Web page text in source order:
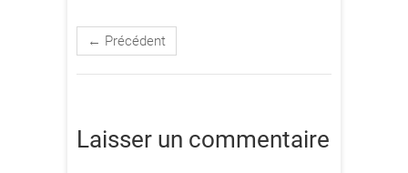
← Précédent
Laisser un commentaire